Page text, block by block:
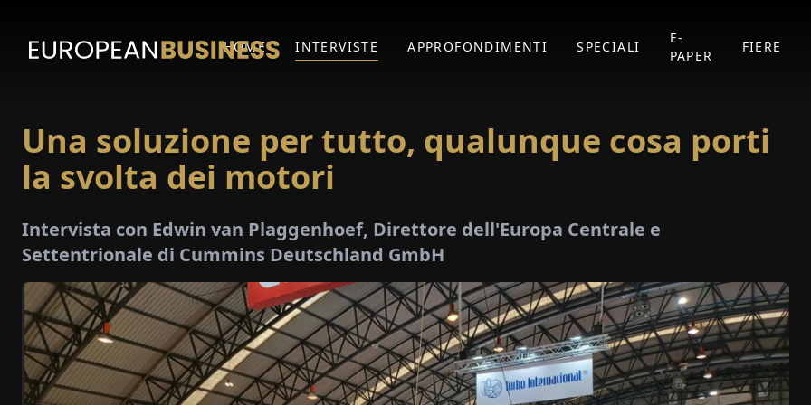
HOME INTERVISTE APPROFONDIMENTI SPECIALI
E-
PAPER
FIERE
Una soluzione per tutto, qualunque cosa porti
la svolta dei motori
Intervista con Edwin van Plaggenhoef, Direttore dell'Europa Centrale e
Settentrionale di Cummins Deutschland GmbH